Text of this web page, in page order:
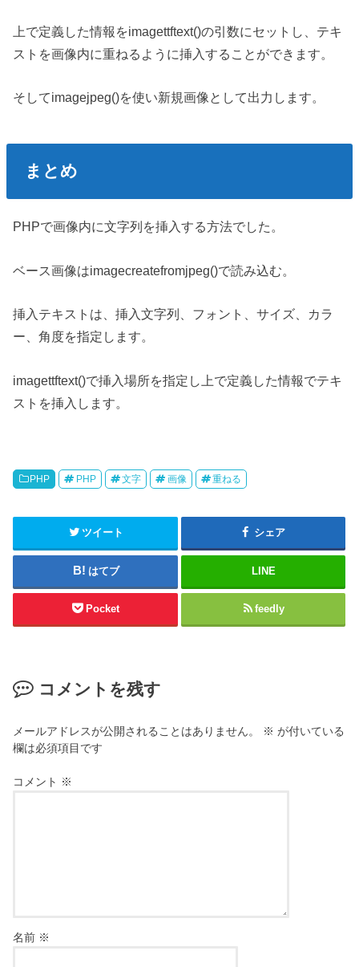
上で定義した情報をimagettftext()の引数にセットし、テキ
ストを画像内に重ねるように挿入することができます。
そしてimagejpeg()を使い新規画像として出力します。
まとめ
PHPで画像内に文字列を挿入する方法でした。
ベース画像はimagecreatefromjpeg()で読み込む。
挿入テキストは、挿入文字列、フォント、サイズ、カラ
ー、角度を指定します。
imagettftext()で挿入場所を指定し上で定義した情報でテキ
ストを挿入します。
PHP PHP 文字 画像 重ねる
ツイート シェア
はてブ LINE
Pocket feedly
コメントを残す
メールアドレスが公開されることはありません。 ※ が付いている
欄は必須項目です
コメント ※
名前 ※